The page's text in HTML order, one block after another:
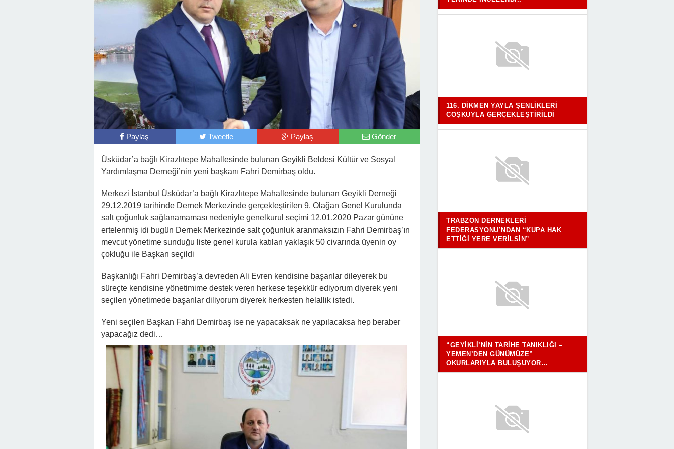
Paylaş Tweetle Paylaş Gönder
Üsküdar’a bağlı Kirazlıtepe Mahallesinde bulunan Geyikli Beldesi Kültür ve Sosyal
Yardımlaşma Derneği’nin yeni başkanı Fahri Demirbaş oldu.
Merkezi İstanbul Üsküdar’a bağlı Kirazlıtepe Mahallesinde bulunan Geyikli Derneği
29.12.2019 tarihinde Dernek Merkezinde gerçekleştirilen 9. Olağan Genel Kurulunda
salt çoğunluk sağlanamaması nedeniyle genelkurul seçimi 12.01.2020 Pazar gününe
ertelenmiş idi bugün Dernek Merkezinde salt çoğunluk aranmaksızın Fahri Demirbaş’ın
mevcut yönetime sunduğu liste genel kurula katılan yaklaşık 50 civarında üyenin oy
çokluğu ile Başkan seçildi
Başkanlığı Fahri Demirbaş’a devreden Ali Evren kendisine başarılar dileyerek bu
süreçte kendisine yönetimime destek veren herkese teşekkür ediyorum diyerek yeni
seçilen yönetimede başarılar diliyorum diyerek herkesten helallik istedi.
Yeni seçilen Başkan Fahri Demirbaş ise ne yapacaksak ne yapılacaksa hep beraber
yapacağız dedi…
116. DIKMEN YAYLA ŞENLIKLERI
COŞKUYLA GERÇEKLEŞTIRILDI
TRABZON DERNEKLERI
FEDERASYONU’NDAN “KUPA HAK
ETTIĞI YERE VERILSIN”
“GEYIKLI’NIN TARIHE TANIKLIĞI –
YEMEN’DEN GÜNÜMÜZE”
OKURLARIYLA BULUŞUYOR…